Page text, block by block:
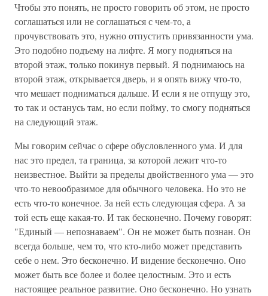
Чтобы это понять, не просто говорить об этом, не просто
соглашаться или не соглашаться с чем-то, а
прочувствовать это, нужно отпустить привязанности ума.
Это подобно подъему на лифте. Я могу подняться на
второй этаж, только покинув первый. Я поднимаюсь на
второй этаж, открывается дверь, и я опять вижу что-то,
что мешает подниматься дальше. И если я не отпущу это,
то так и останусь там, но если пойму, то смогу подняться
на следующий этаж.
Мы говорим сейчас о сфере обусловленного ума. И для
нас это предел, та граница, за которой лежит что-то
неизвестное. Выйти за пределы двойственного ума — это
что-то невообразимое для обычного человека. Но это не
есть что-то конечное. За ней есть следующая сфера. А за
той есть еще какая-то. И так бесконечно. Почему говорят:
"Единый — непознаваем". Он не может быть познан. Он
всегда больше, чем то, что кто-либо может представить
себе о нем. Это бесконечно. И видение бесконечно. Оно
может быть все более и более целостным. Это и есть
настоящее реальное развитие. Оно бесконечно. Но узнать